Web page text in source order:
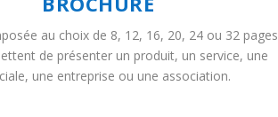
au choix de 8, 12, 16, 20, 24 ou 32 pages
de présenter un produit, un service, une
une entreprise ou une association.